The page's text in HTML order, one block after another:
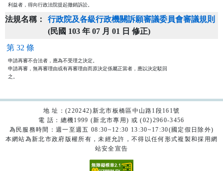
利益者，得向行政法院提起撤銷訴訟。
法規名稱：
行政院及各級行政機關訴願審議委員會審議規則
(民國 103 年 07 月 01 日 修正)
第 32 條
申請再審不合法者，應為不受理之決定。
申請再審，無再審理由或有再審理由而原決定係屬正當者，應以決定駁回
之。
地 址：(220242)新北市板橋區中山路1段161號
電 話：總機1999 (新北市專用) 或 (02)2960-3456
為民服務時間：週一至週五 08:30~12:30 13:30~17:30(國定假日除外)
本網站為新北市政府版權所有，未經允許，不得以任何形式複製和採用網
站安全宣告